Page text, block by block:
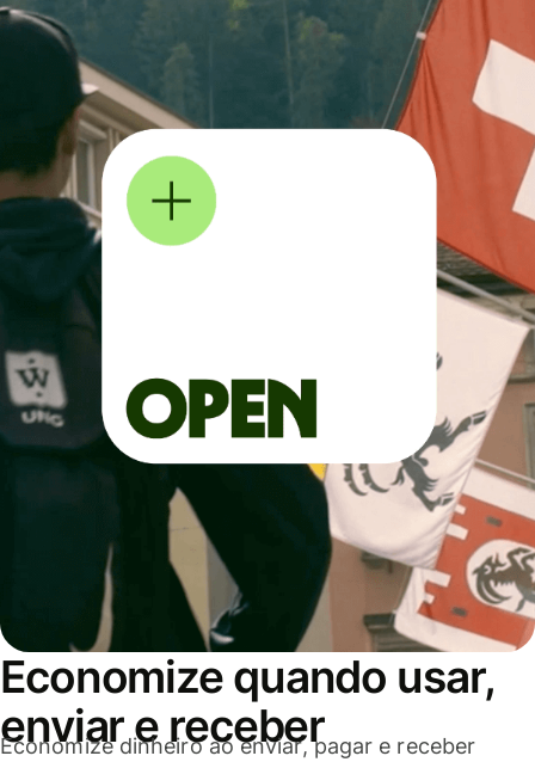
Economize quando usar,
enviar e receber
Economize dinheiro ao enviar, pagar e receber